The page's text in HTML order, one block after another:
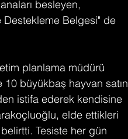
besleyen,
Destekleme Belgesi" de
planlama müdürü
10 büyükbaş hayvan satın
istifa ederek kendisine
elde ettikleri
Tesiste her gün